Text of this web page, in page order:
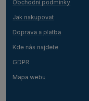
Obchodní podmínky
Jak nakupovat
Doprava a platba
Kde nás najdete
GDPR
Mapa webu